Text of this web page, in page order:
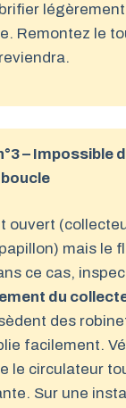
Remontez le
– Impossible
boucle
ouvert
mais le
ce cas,
du
des
facilement.
le circulateur
Sur une